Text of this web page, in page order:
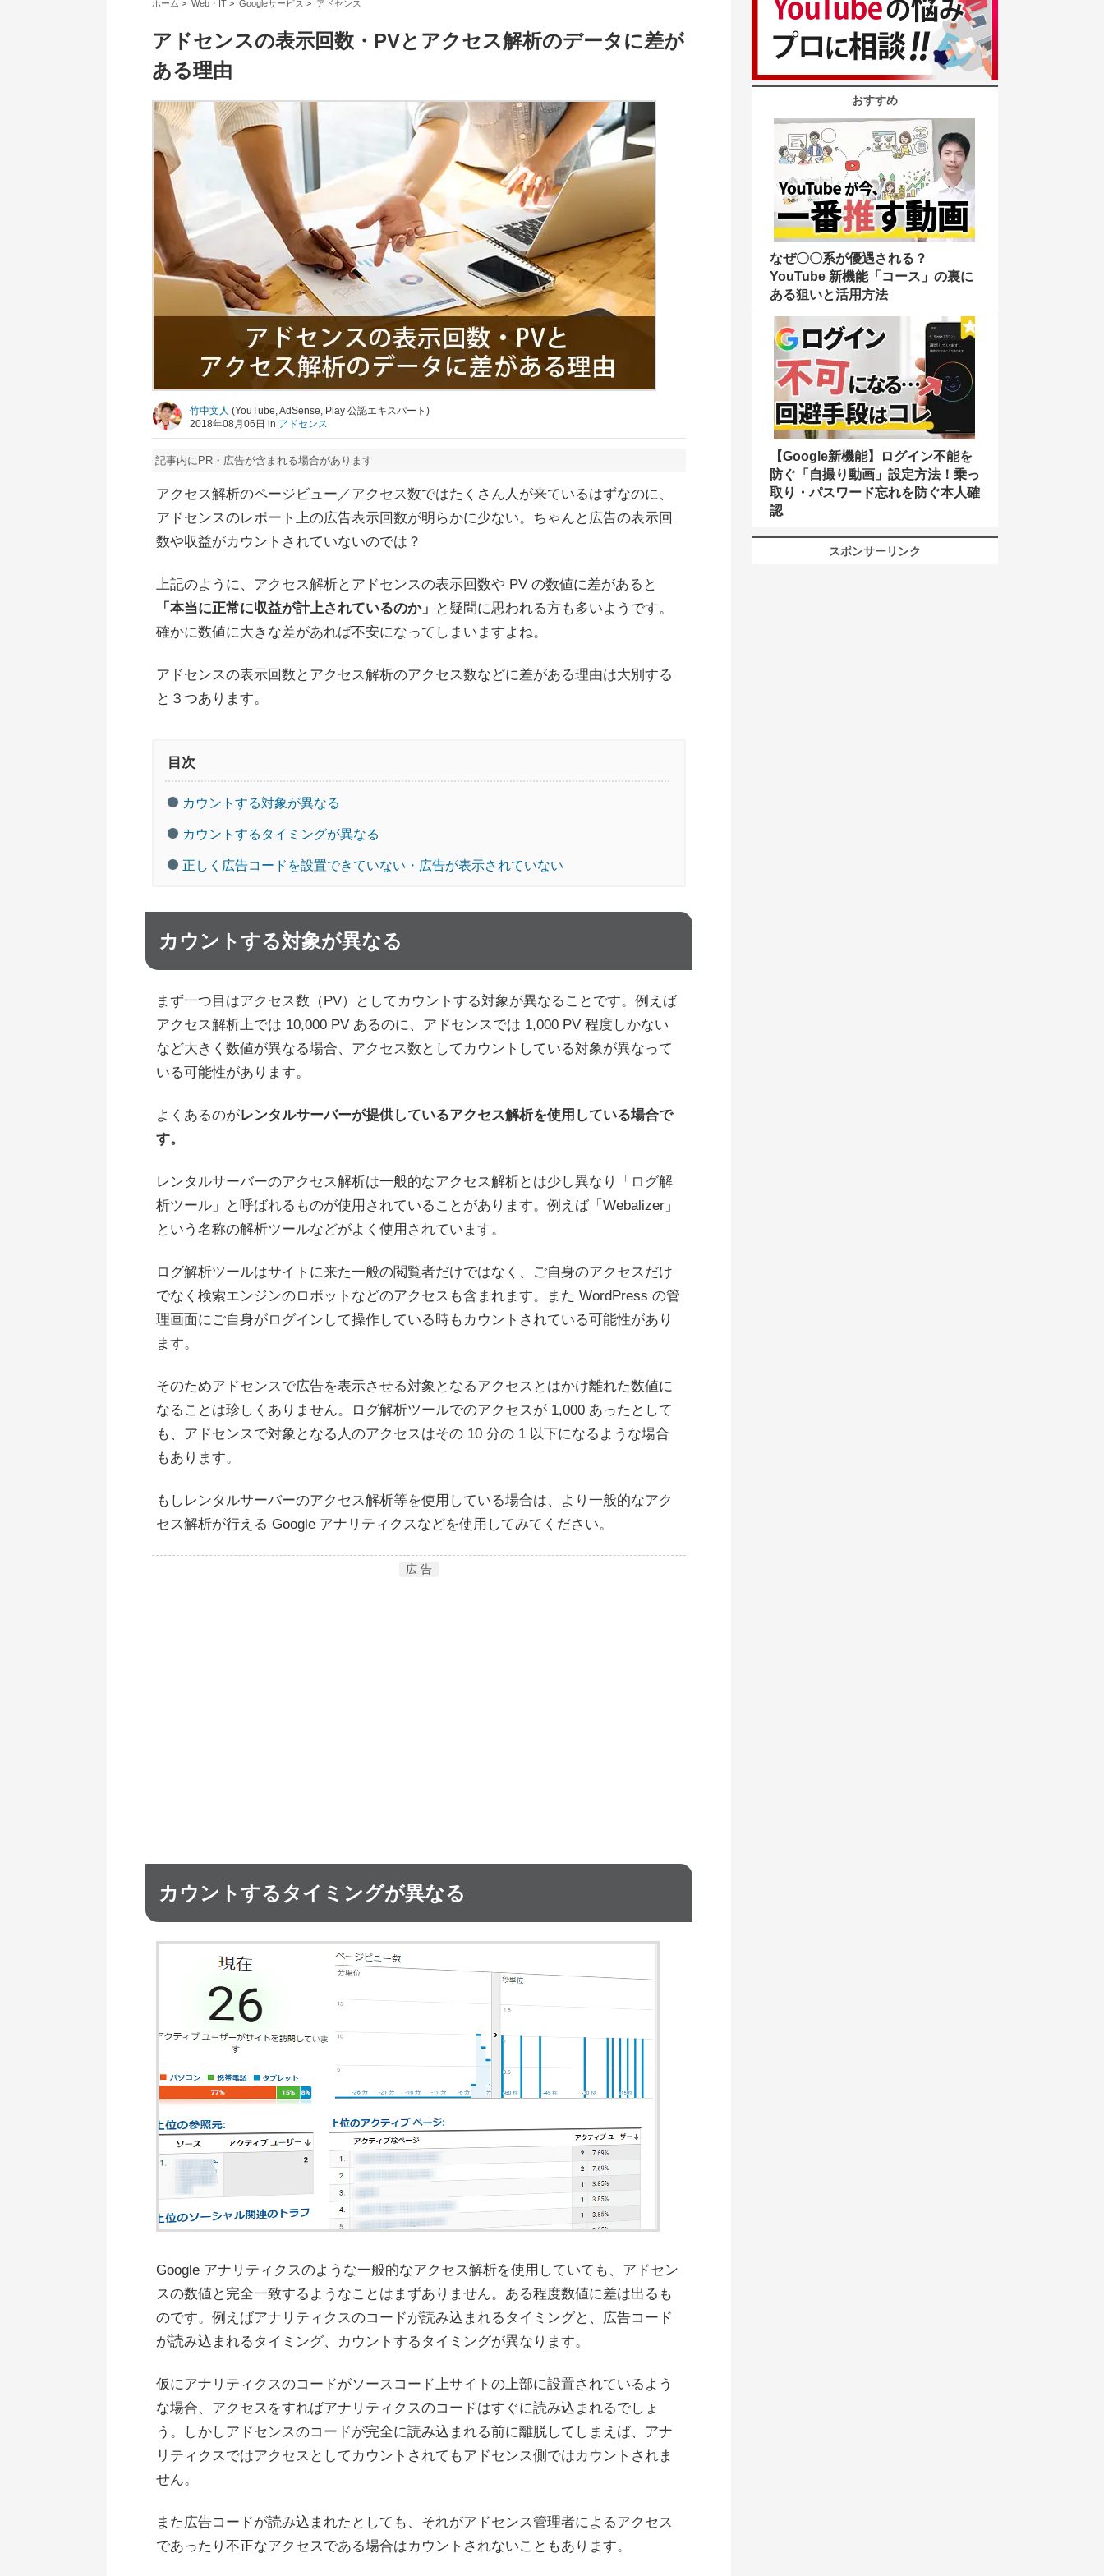
ホーム > Web・IT> Googleサービス > アドセンス
アドセンスの表示回数・PVとアクセス解析のデータに差が
ある理由
竹中文人 (YouTube, AdSense, Play 公認エキスパート)
2018年08月06日 in アドセンス
記事内にPR・広告が含まれる場合があります
アクセス解析のページビュー／アクセス数ではたくさん人が来ているはずなのに、
アドセンスのレポート上の広告表示回数が明らかに少ない。ちゃんと広告の表示回
数や収益がカウントされていないのでは？
上記のように、アクセス解析とアドセンスの表示回数や PV の数値に差があると
「本当に正常に収益が計上されているのか」
と疑問に思われる方も多いようです。
確かに数値に大きな差があれば不安になってしまいますよね。
アドセンスの表示回数とアクセス解析のアクセス数などに差がある理由は大別する
と３つあります。
目次
カウントする対象が異なる
カウントするタイミングが異なる
正しく広告コードを設置できていない・広告が表示されていない
カウントする対象が異なる
まず一つ目はアクセス数（PV）としてカウントする対象が異なることです。例えば
アクセス解析上では 10,000 PV あるのに、アドセンスでは 1,000 PV 程度しかない
など大きく数値が異なる場合、アクセス数としてカウントしている対象が異なって
いる可能性があります。
よくあるのがレンタルサーバーが提供しているアクセス解析を使用している場合で
す。
レンタルサーバーのアクセス解析は一般的なアクセス解析とは少し異なり「ログ解
析ツール」と呼ばれるものが使用されていることがあります。例えば「Webalizer」
という名称の解析ツールなどがよく使用されています。
ログ解析ツールはサイトに来た一般の閲覧者だけではなく、ご自身のアクセスだけ
でなく検索エンジンのロボットなどのアクセスも含まれます。また WordPress の管
理画面にご自身がログインして操作している時もカウントされている可能性があり
ます。
そのためアドセンスで広告を表示させる対象となるアクセスとはかけ離れた数値に
なることは珍しくありません。ログ解析ツールでのアクセスが 1,000 あったとして
も、アドセンスで対象となる人のアクセスはその 10 分の 1 以下になるような場合
もあります。
もしレンタルサーバーのアクセス解析等を使用している場合は、より一般的なアク
セス解析が行える Google アナリティクスなどを使用してみてください。
広 告
カウントするタイミングが異なる
Google アナリティクスのような一般的なアクセス解析を使用していても、アドセン
スの数値と完全一致するようなことはまずありません。ある程度数値に差は出るも
のです。例えばアナリティクスのコードが読み込まれるタイミングと、広告コード
が読み込まれるタイミング、カウントするタイミングが異なります。
仮にアナリティクスのコードがソースコード上サイトの上部に設置されているよう
な場合、アクセスをすればアナリティクスのコードはすぐに読み込まれるでしょ
う。しかしアドセンスのコードが完全に読み込まれる前に離脱してしまえば、アナ
リティクスではアクセスとしてカウントされてもアドセンス側ではカウントされま
せん。
また広告コードが読み込まれたとしても、それがアドセンス管理者によるアクセス
であったり不正なアクセスである場合はカウントされないこともあります。
おすすめ
なぜ〇〇系が優遇される？
YouTube 新機能「コース」の裏に
ある狙いと活用方法
【Google新機能】ログイン不能を
防ぐ「自撮り動画」設定方法！乗っ
取り・パスワード忘れを防ぐ本人確
認
スポンサーリンク